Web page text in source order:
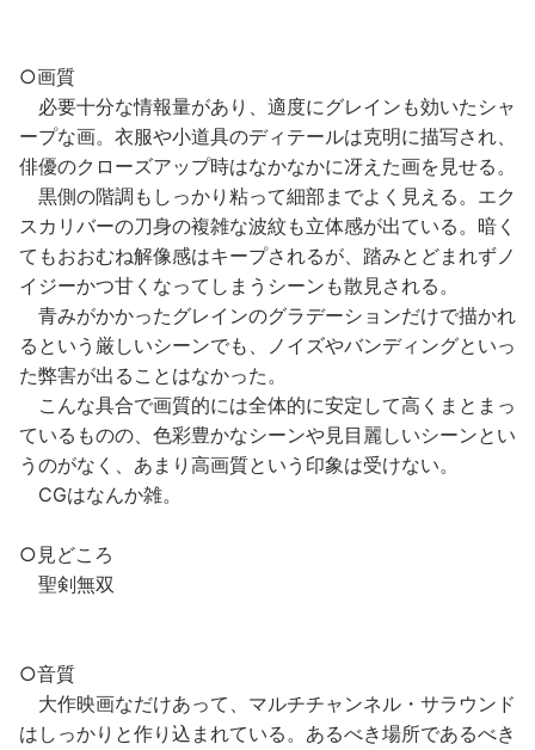
○画質
必要十分な情報量があり、適度にグレインも効いたシャ
ープな画。衣服や小道具のディテールは克明に描写され、
俳優のクローズアップ時はなかなかに冴えた画を見せる。
黒側の階調もしっかり粘って細部までよく見える。エク
スカリバーの刀身の複雑な波紋も立体感が出ている。暗く
てもおおむね解像感はキープされるが、踏みとどまれずノ
イジーかつ甘くなってしまうシーンも散見される。
青みがかかったグレインのグラデーションだけで描かれ
るという厳しいシーンでも、ノイズやバンディングといっ
た弊害が出ることはなかった。
こんな具合で画質的には全体的に安定して高くまとまっ
ているものの、色彩豊かなシーンや見目麗しいシーンとい
うのがなく、あまり高画質という印象は受けない。
CGはなんか雑。
○見どころ
聖剣無双
○音質
大作映画なだけあって、マルチチャンネル・サラウンド
はしっかりと作り込まれている。あるべき場所であるべき